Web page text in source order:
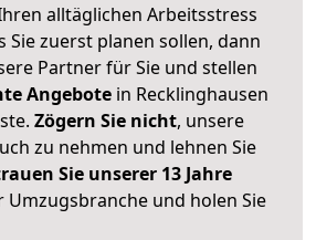
alltäglichen Arbeitsstress
Sie zuerst planen sollen, dann
Partner für Sie und stellen
Angebote in Recklinghausen
Zögern Sie nicht, unsere
zu nehmen und lehnen Sie
Sie unserer 13 Jahre
Umzugsbranche und holen Sie